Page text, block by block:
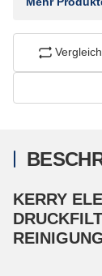
KERRY